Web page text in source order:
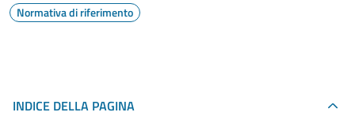
Normativa di riferimento
INDICE DELLA PAGINA